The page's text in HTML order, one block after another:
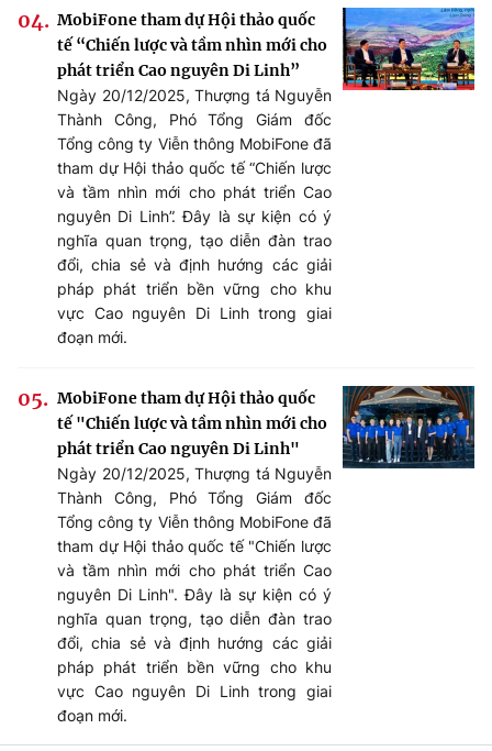
MobiFone tham dự Hội thảo quốc
tế “Chiến lược và tầm nhìn mới cho
phát triển Cao nguyên Di Linh”
Ngày 20/12/2025, Thượng tá Nguyễn
Thành Công, Phó Tổng Giám đốc
Tổng công ty Viễn thông MobiFone đã
tham dự Hội thảo quốc tế “Chiến lược
và tầm nhìn mới cho phát triển Cao
nguyên Di Linh”. Đây là sự kiện có ý
nghĩa quan trọng, tạo diễn đàn trao
đổi, chia sẻ và định hướng các giải
pháp phát triển bền vững cho khu
vực Cao nguyên Di Linh trong giai
đoạn mới.
MobiFone tham dự Hội thảo quốc
tế "Chiến lược và tầm nhìn mới cho
phát triển Cao nguyên Di Linh"
Ngày 20/12/2025, Thượng tá Nguyễn
Thành Công, Phó Tổng Giám đốc
Tổng công ty Viễn thông MobiFone đã
tham dự Hội thảo quốc tế "Chiến lược
và tầm nhìn mới cho phát triển Cao
nguyên Di Linh". Đây là sự kiện có ý
nghĩa quan trọng, tạo diễn đàn trao
đổi, chia sẻ và định hướng các giải
pháp phát triển bền vững cho khu
vực Cao nguyên Di Linh trong giai
đoạn mới.